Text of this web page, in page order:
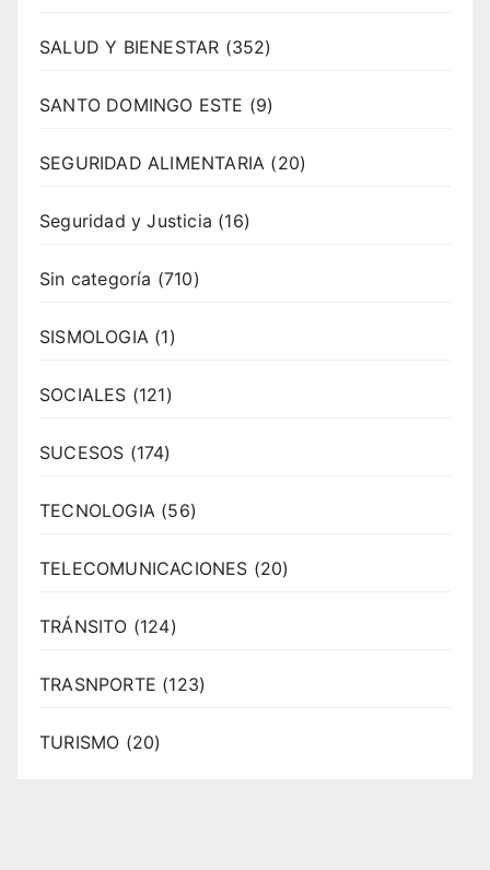
SALUD Y BIENESTAR (352)
SANTO DOMINGO ESTE (9)
SEGURIDAD ALIMENTARIA (20)
Seguridad y Justicia (16)
Sin categoría (710)
SISMOLOGIA (1)
SOCIALES (121)
SUCESOS (174)
TECNOLOGIA (56)
TELECOMUNICACIONES (20)
TRÁNSITO (124)
TRASNPORTE (123)
TURISMO (20)